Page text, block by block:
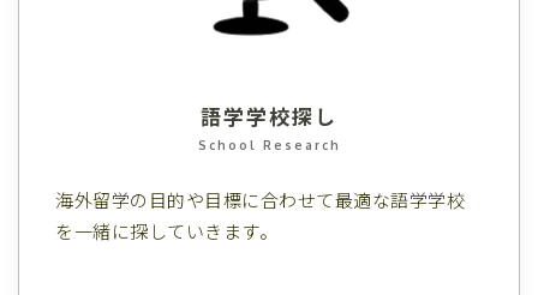
語学学校探し
School Research
海外留学の目的や目標に合わせて最適な語学学校
を一緒に探していきます。